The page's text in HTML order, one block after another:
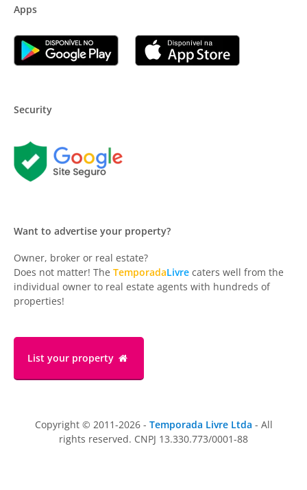
Apps
Security
Want to advertise your property?
Owner, broker or real estate?
Does not matter! The TemporadaLivre caters well from the
individual owner to real estate agents with hundreds of
properties!
List your property
Copyright © 2011-2026 - Temporada Livre Ltda - All
rights reserved. CNPJ 13.330.773/0001-88